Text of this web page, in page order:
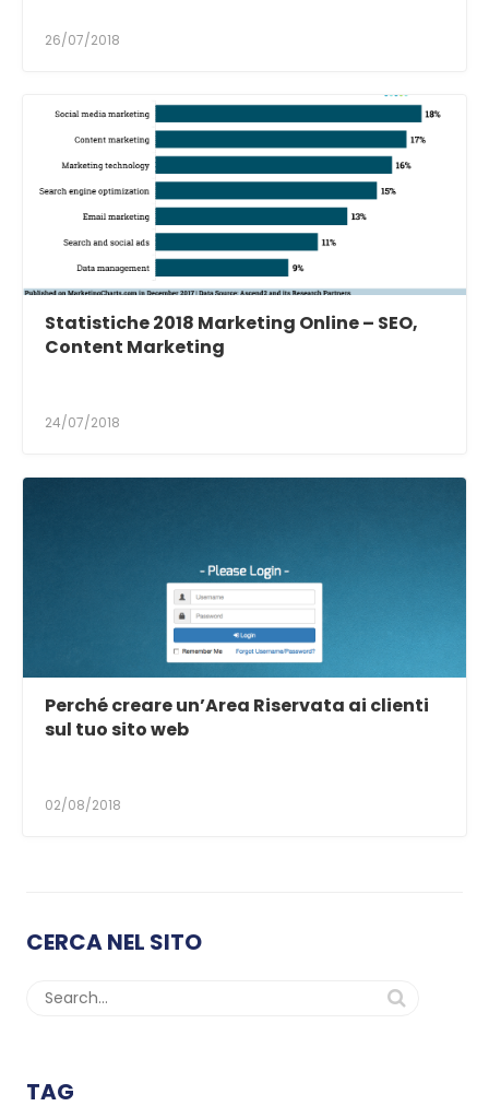
26/07/2018
Statistiche 2018 Marketing Online – SEO,
Content Marketing
24/07/2018
Perché creare un’Area Riservata ai clienti
sul tuo sito web
02/08/2018
CERCA NEL SITO
TAG